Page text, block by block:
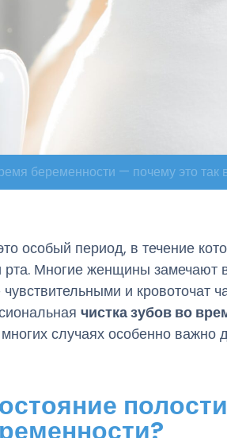
беременности — почему это так
особый период, в течение
рта. Многие женщины замечают
чувствительными и
чистка зубов во
случаях особенно